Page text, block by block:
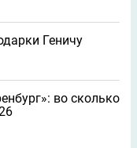
Геничу
во сколько